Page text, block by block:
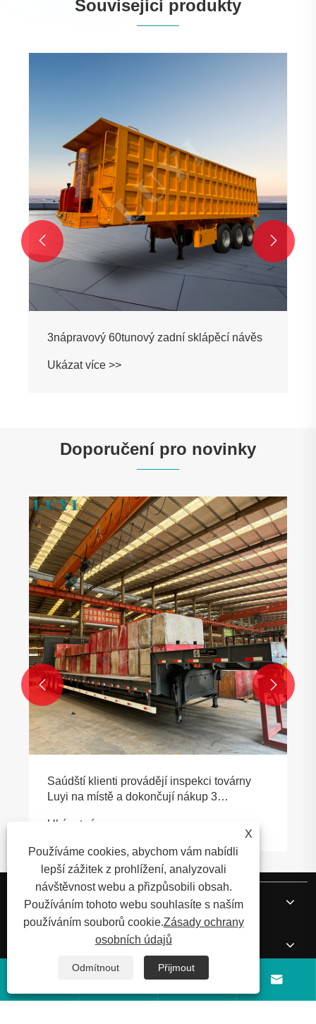
Související produkty
3nápravový 60tunový zadní sklápěcí návěs
Ukázat více >>
 
Doporučení pro novinky
Saúdští klienti provádějí inspekci továrny
Luyi na místě a dokončují nákup 3
Ukázat více >>
 
O nás
 
X
Používáme cookies, abychom vám nabídli
lepší zážitek z prohlížení, analyzovali
návštěvnost webu a přizpůsobili obsah.
Používáním tohoto webu souhlasíte s naším
používáním souborů cookie.Zásady ochrany
osobních údajů
Odmítnout Přijmout